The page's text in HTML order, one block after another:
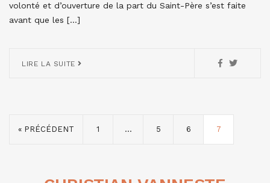
volonté et d’ouverture de la part du Saint-Père s’est faite
avant que les […]
LIRE LA SUITE
« PRÉCÉDENT 1 … 5 6 7